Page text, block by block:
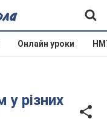
Онлайн уроки